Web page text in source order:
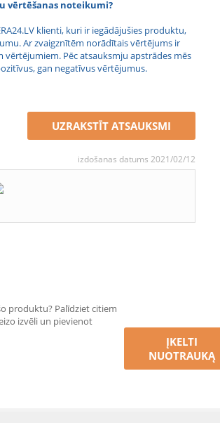
vērtēšanas noteikumi?
klienti, kuri ir iegādājušies produktu,
Ar zvaigznītēm norādītais vērtējums ir
vērtējumiem. Pēc atsauksmju apstrādes mēs
gan negatīvus vērtējumus.
UZRAKSTĪT ATSAUKSMI
izdošanas datums 2021/02/12
produktu? Palīdziet citiem
izvēli un pievienot
ĮKELTI
NUOTRAUKĄ